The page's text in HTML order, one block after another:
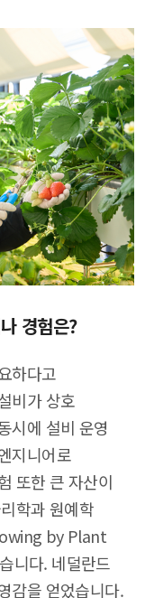
경험은?
하다고
비가 상호
시에 설비 운영
지니어로
또한 큰 자산이
학과 원예학
by Plant
니다. 네덜란드
감을 얻었습니다.